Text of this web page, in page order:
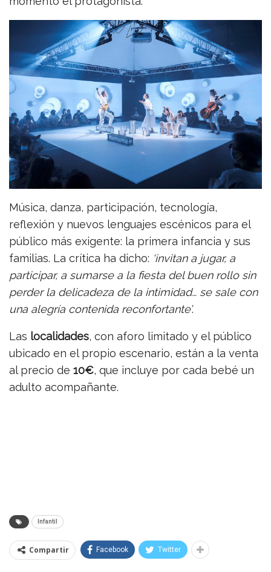
Música, danza, participación, tecnología,
reflexión y nuevos lenguajes escénicos para el
público más exigente: la primera infancia y sus
familias. La crítica ha dicho: ‘invitan a jugar, a
participar, a sumarse a la fiesta del buen rollo sin
perder la delicadeza de la intimidad… se sale con
una alegría contenida reconfortante’.
Las localidades, con aforo limitado y el público
ubicado en el propio escenario, están a la venta
al precio de 10€, que incluye por cada bebé un
adulto acompañante.
Infantil
Compartir Facebook Twitter